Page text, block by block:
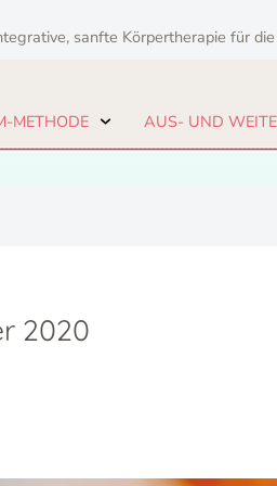
sanfte Körpertherapie für
METHODE AUS- UND
2020